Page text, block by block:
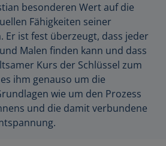
besonderen Wert auf die
Fähigkeiten seiner
Er ist fest überzeugt, dass jeder
Malen finden kann und dass
Kurs der Schlüssel zum
ihm genauso um die
wie um den Prozess
und die damit verbundene